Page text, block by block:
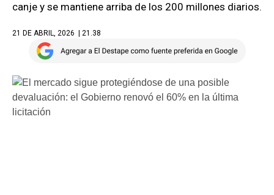
canje y se mantiene arriba de los 200 millones diarios.
21 DE ABRIL, 2026 | 21.38